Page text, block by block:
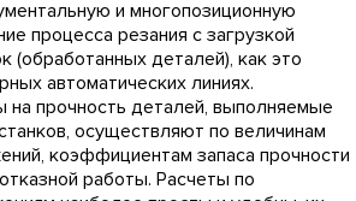
и многопозиционную
процесса резания с загрузкой
(обработанных деталей), как это
автоматических линиях.
на прочность деталей, выполняемые
осуществляют по величинам
коэффициентам запаса прочности
работы. Расчеты по